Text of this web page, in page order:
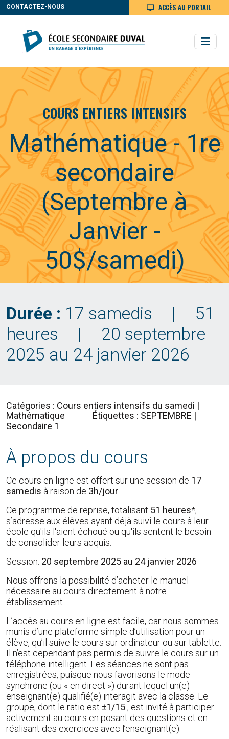
CONTACTEZ-NOUS ACCÈS AU PORTAIL
COURS ENTIERS INTENSIFS
Mathématique - 1re
secondaire
(Septembre à
Janvier -
50$/samedi)
Durée : 17 samedis |
51
heures
|
20 septembre
2025 au 24 janvier 2026
Catégories : Cours entiers intensifs du samedi |
Mathématique
Étiquettes : SEPTEMBRE |
Secondaire 1
À propos du cours
Ce cours en ligne est offert sur une session de 17
samedis à raison de 3h/jour
Ce programme de reprise, totalisant 51 heures*,
s’adresse aux élèves ayant déjà suivi le cours à leur
école qu'ils l'aient échoué ou qu'ils sentent le besoin
de consolider leurs acquis.
Session: 20 septembre 2025 au 24 janvier 2026
Nous offrons la possibilité d’acheter le manuel
nécessaire au cours directement à notre
établissement.
L’accès au cours en ligne est facile, car nous sommes
munis d’une plateforme simple d’utilisation pour un
élève, qu’il suive le cours sur ordinateur ou sur tablette.
Il n’est cependant pas permis de suivre le cours sur un
téléphone intelligent. Les séances ne sont pas
enregistrées, puisque nous favorisons le mode
synchrone (ou « en direct ») durant lequel un(e)
enseignant(e) qualifié(e) interagit avec la classe. Le
groupe, dont le ratio est ±1/15, est invité à participer
activement au cours en posant des questions et en
réalisant des exercices avec l’enseignant(e).